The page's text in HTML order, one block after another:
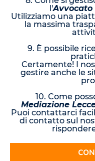
l'Avvocato
Utilizziamo una
la massima
9. È possibile
Certamente! I
gestire anche le
10. Come
Mediazione
Puoi contattarci
di contatto sul